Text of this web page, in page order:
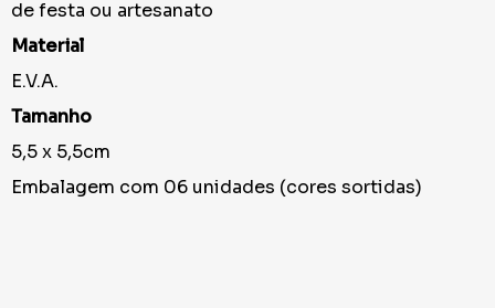
de festa ou artesanato
Material
E.V.A.
Tamanho
5,5 x 5,5cm
Embalagem com 06 unidades (cores sortidas)